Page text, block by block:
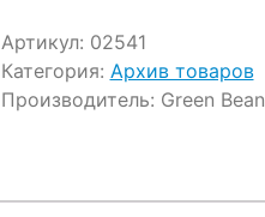
Артикул: 02541
Категория: Архив товаров
Производитель: Green Bean